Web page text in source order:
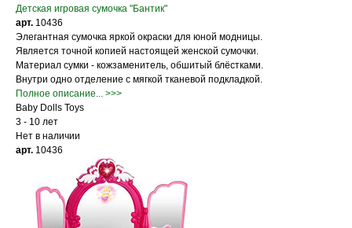
Детская игровая сумочка "Бантик"
арт. 10436
Элегантная сумочка яркой окраски для юной модницы.
Является точной копией настоящей женской сумочки.
Материал сумки - кожзаменитель, обшитый блёстками.
Внутри одно отделение с мягкой тканевой подкладкой.
Полное описание... >>>
Baby Dolls Toys
3 - 10 лет
Нет в наличии
арт. 10436